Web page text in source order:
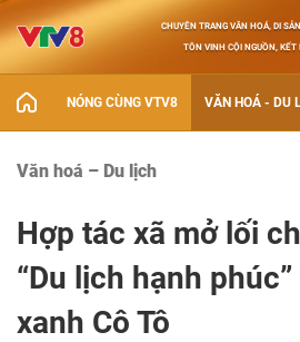
CHUYÊN TRANG VĂN HOÁ, DI
TÔN VINH CỘI NGUỒN, KẾT
NÓNG CÙNG VTV8 VĂN HOÁ - DU
Văn hoá – Du lịch
Hợp tác xã mở lối
“Du lịch hạnh
xanh Cô Tô